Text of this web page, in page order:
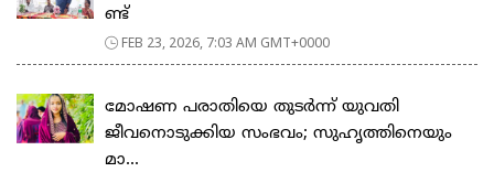
ണ്ട്
FEB 23, 2026, 7:03 AM GMT+0000
മോഷണ പരാതിയെ തുടര്‍ന്ന് യുവതി
ജീവനൊടുക്കിയ സംഭവം; സുഹൃത്തിനെയും
മാ...